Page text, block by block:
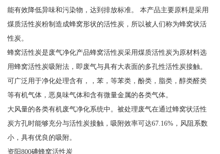
能有效降低异味和污染物，达到排放标准。 本产品主要原料是采用
煤质活性炭粉制造成蜂窝形状的活性炭，所以被人们称为蜂窝状活
性炭。
蜂窝活性炭是废气净化产品蜂窝活性炭采用煤质活性炭为原材料选
用蜂窝活性炭吸附法，即废气与具有大表面的多孔性活性炭接触。
可广泛用于净化处理含有，，苯，等苯类，酚类，脂类，醇类醛类
等有机气体，恶臭味气体和含有微量金属的各类气体。
大风量的各类有机废气净化系统中。被处理废气在通过蜂窝状活性
炭方孔时能够充分与活性炭接触，吸附效率可达67.16%，风阻系数
小，具有优良的吸附。
资阳800碘蜂窝活性炭